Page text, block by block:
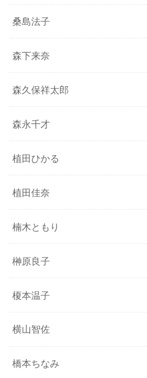
桑島法子
森下来奈
森久保祥太郎
森永千才
植田ひかる
植田佳奈
楠木ともり
榊原良子
榎本温子
横山智佐
橋本ちなみ